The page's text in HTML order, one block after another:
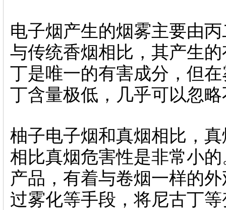
电子烟产生的烟雾主要由
与传统香烟相比，其产生
丁是唯一的有害成分，但
丁含量极低，几乎可以忽
柚子电子烟和真烟相比，
相比真烟危害性是非常小
产品，有着与卷烟一样的
过雾化等手段，将尼古丁